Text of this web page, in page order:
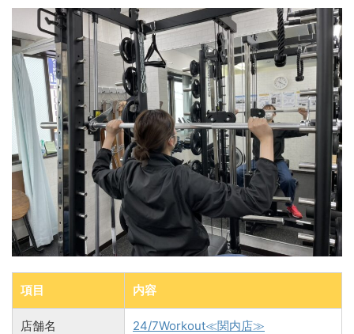
項目 内容
店舗名 24/7Workout≪関内店≫